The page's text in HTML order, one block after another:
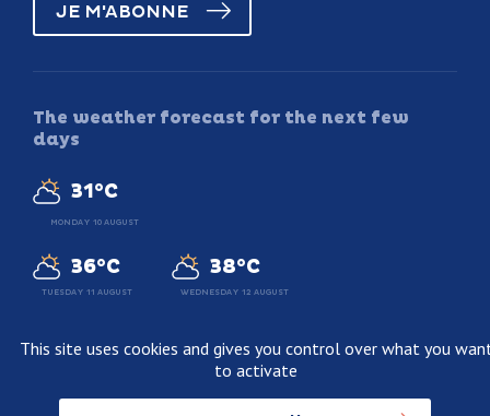
JE M'ABONNE
The weather forecast for the next few
days
31°C
MONDAY 10 AUGUST
36°C
TUESDAY 11 AUGUST
38°C
WEDNESDAY 12 AUGUST
This site uses cookies and gives you control over what you
to activate